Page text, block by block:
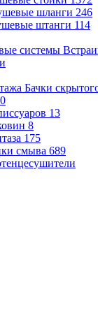
шланги 246
штанги 114
Бачки
13
8
175
смыва 689